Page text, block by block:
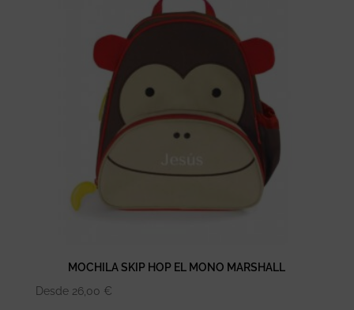
MOCHILA SKIP HOP EL MONO MARSHALL
Desde 26,00 €